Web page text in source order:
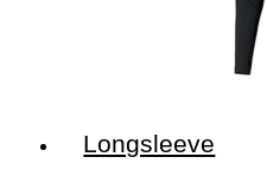
Longsleeve